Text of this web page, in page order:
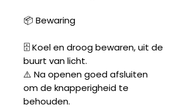
📦 Bewaring
🗄️ Koel en droog bewaren, uit de
buurt van licht.
⚠️ Na openen goed afsluiten
om de knapperigheid te
behouden.